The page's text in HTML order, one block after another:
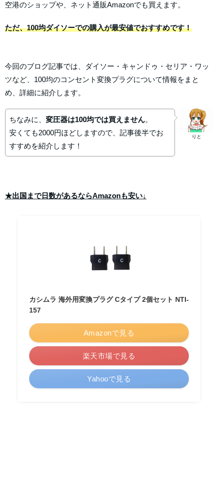
空港のショップや、ネット通販Amazonでも買えます。
ただ、100均ダイソーでの購入が最安値でおすすめです！
今回のブログ記事では、ダイソー・キャンドゥ・セリア・ワッ
ツなど、100均のコンセント変換プラグについて情報をまと
め、詳細に紹介します。
りと
ちなみに、 変圧器は100均では買えません。
安くても2000円ほどしますので、記事後半でお
すすめを紹介します！
★出国まで日数があるならAmazonも安い↓
カシムラ 海外用変換プラグ Cタイプ 2個セット NTI-
157
Amazonで見る
楽天市場で見る
Yahooで見る